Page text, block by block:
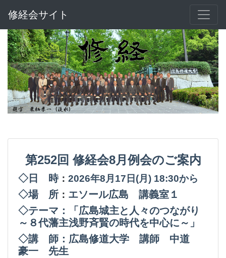
修経会サイト
第252回修経会8月例会のご案内
◇日 時： 2026年8月17日(月 ) 18:30から
◇場 所 ： エソール広島 講義室１
◇テーマ：「広島城主と人々のつながり
～８代藩主浅野斉賢の時代を中心に～」
◇講 師：広島修道大学 講師 中道
豪一 先生